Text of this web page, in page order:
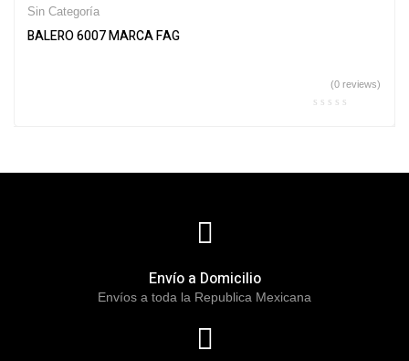
Sin Categoría
BALERO 6007 MARCA FAG
(0 reviews)
Envío a Domicilio
Envíos a toda la Republica Mexicana